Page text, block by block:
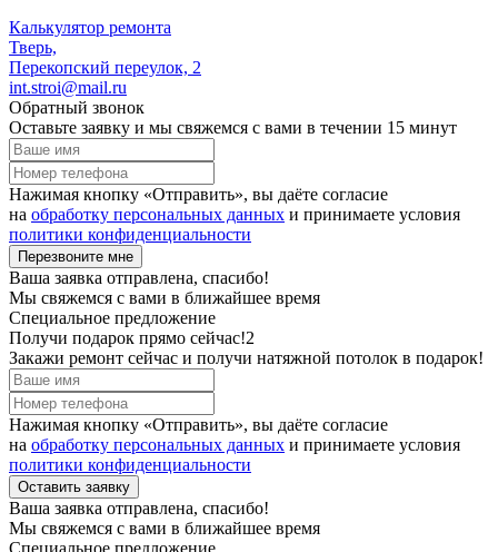
Калькулятор ремонта
Тверь,
Перекопский переулок, 2
int.stroi@mail.ru
Обратный звонок
Оставьте заявку и мы свяжемся с вами в течении 15 минут
Нажимая кнопку «Отправить», вы даёте согласие
на обработку персональных данных и принимаете условия
политики конфиденциальности
Перезвоните мне
Ваша заявка отправлена, спасибо!
Мы свяжемся с вами в ближайшее время
Специальное предложение
Получи подарок прямо сейчас!2
Закажи ремонт сейчас и получи натяжной потолок в подарок!
Нажимая кнопку «Отправить», вы даёте согласие
на обработку персональных данных и принимаете условия
политики конфиденциальности
Оставить заявку
Ваша заявка отправлена, спасибо!
Мы свяжемся с вами в ближайшее время
Специальное предложение